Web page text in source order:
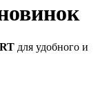
для удобного и